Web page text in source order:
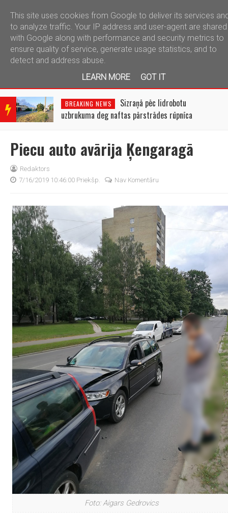
telegram
BRE
AKIN
NEW
BREAKING NEWS
Sizraņā pēc lidrobotu
uzbrukuma deg naftas pārstrādes rūpnīca
Piecu auto avārija Ķengaragā
Redaktors
7/16/2019 10:46:00 Priekšp.
Nav Komentāru
Foto: Aigars Gedrovics
This site uses cookies from Google to deliver its services
to analyze traffic. Your IP address and user-agent are shared
with Google along with performance and security metrics to
ensure quality of service, generate usage statistics, and to
detect and address abuse.
LEARN MORE
GOT IT